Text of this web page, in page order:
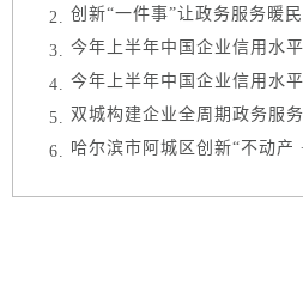
创新“一件事”让政务服务暖
今年上半年中国企业信用水
今年上半年中国企业信用水
双城构建企业全周期政务服
哈尔滨市阿城区创新“不动